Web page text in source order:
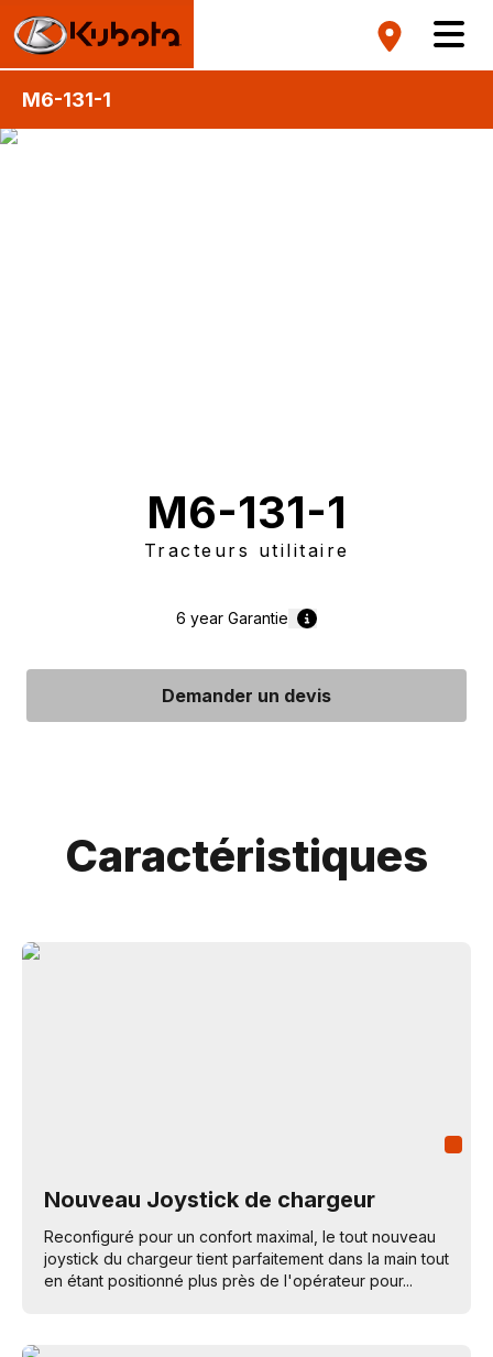
M6-131-1
M6-131-1
Tracteurs utilitaire
6 year Garantie
Demander un devis
Caractéristiques
Nouveau Joystick de chargeur
Reconfiguré pour un confort maximal, le tout nouveau
joystick du chargeur tient parfaitement dans la main tout
en étant positionné plus près de l'opérateur pour...